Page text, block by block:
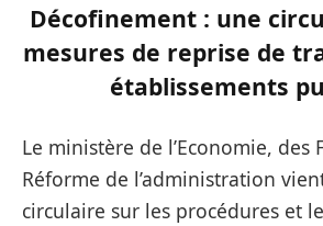
Décofinement : une
mesures de reprise de
établissements
Le ministère de l’Economie, des
Réforme de l’administration
circulaire sur les procédures et